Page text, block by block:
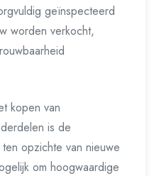
geïnspecteerd
worden verkocht,
kopen van
is de
opzichte van nieuwe
om hoogwaardige